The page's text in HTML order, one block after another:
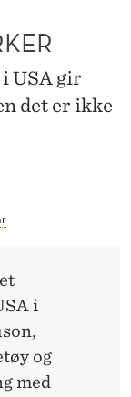
USA gir
det er ikke
i
og
med